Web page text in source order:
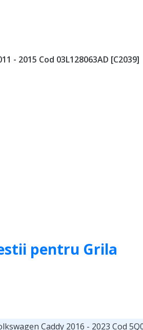
- 2015 Cod 03L128063AD [C2039]
pentru Grila
Caddy 2016 - 2023 Cod